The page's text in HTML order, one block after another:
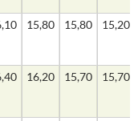
15,80 15,80 15,20
16,20 15,70 15,70